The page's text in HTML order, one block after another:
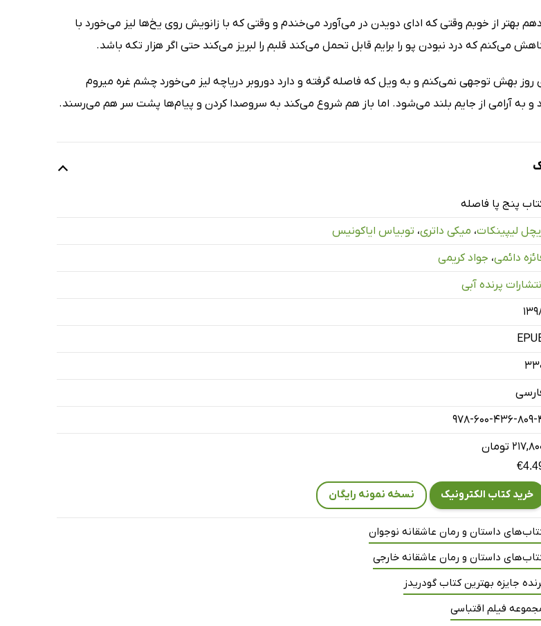
بهتر از خوبم وقتی که ادای دویدن در می‌آورد می‌خندم و وقتی که با زانویش روی یخ‌ها لیز می‌خورد با
می‌کنم که درد نبودن پو را برایم قابل تحمل می‌کند قلبم را لبریز می‌کند حتی اگر هزار تکه باشد.
بهش توجهی نمی‌کنم و به ویل که فاصله گرفته و دارد دوروبر دریاچه لیز می‌خورد چشم غره میروم
و به آرامی از جایم بلند می‌شود. اما باز هم شروع می‌کند به سروصدا کردن و پیام‌ها پشت سر هم می‌رسند.
پنج پا فاصله
لیپینکات، میکی داتری، توبیاس ایاکونیس
دائمی، جواد کریمی
پرنده آبی
978-600-436-809-
تومان
خرید کتاب الکترونیک نسخه نمونه رایگان
داستان و رمان عاشقانه نوجوان
داستان و رمان عاشقانه خارجی
جایزه بهترین کتاب گودریدز
فیلم اقتباسی